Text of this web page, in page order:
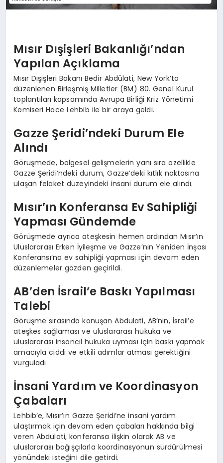
Mısır Dışişleri Bakanlığı’ndan
Yapılan Açıklama
Mısır Dışişleri Bakanı Bedir Abdülati, New York’ta
düzenlenen Birleşmiş Milletler (BM) 80. Genel Kurul
toplantıları kapsamında Avrupa Birliği Kriz Yönetimi
Komiseri Hace Lehbib ile bir araya geldi.
Gazze Şeridi’ndeki Durum Ele
Alındı
Görüşmede, bölgesel gelişmelerin yanı sıra özellikle
Gazze Şeridi’ndeki durum, Gazze’deki kıtlık noktasına
ulaşan felaket düzeyindeki insani durum ele alındı.
Mısır’ın Konferansa Ev Sahipliği
Yapması Gündemde
Görüşmede ayrıca ateşkesin hemen ardından Mısır’ın
Uluslararası Erken İyileşme ve Gazze’nin Yeniden İnşası
Konferansı’na ev sahipliği yapması için devam eden
düzenlemeler gözden geçirildi.
AB’den İsrail’e Baskı Yapılması
Talebi
Görüşme sırasında konuşan Abdulati, AB’nin, İsrail’e
ateşkes sağlaması ve uluslararası hukuka ve
uluslararası insancıl hukuka uyması için baskı yapmak
amacıyla ciddi ve etkili adımlar atması gerektiğini
vurguladı.
İnsani Yardım ve Koordinasyon
Çabaları
Lehbib’e, Mısır’ın Gazze Şeridi’ne insani yardım
ulaştırmak için devam eden çabaları hakkında bilgi
veren Abdulati, konferansa ilişkin olarak AB ve
uluslararası bağışçılarla koordinasyonun sürdürülmesi
yönündeki isteğini dile getirdi.